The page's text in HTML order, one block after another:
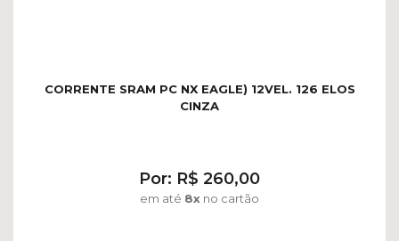
CORRENTE SRAM PC NX EAGLE) 12VEL. 126 ELOS
CINZA
Por: R$ 260,00
em até 8x no cartão